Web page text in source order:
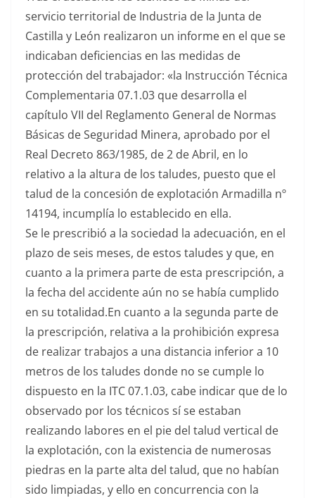
servicio territorial de Industria de la Junta de
Castilla y León realizaron un informe en el que se
indicaban deficiencias en las medidas de
protección del trabajador: «la Instrucción Técnica
Complementaria 07.1.03 que desarrolla el
capítulo VII del Reglamento General de Normas
Básicas de Seguridad Minera, aprobado por el
Real Decreto 863/1985, de 2 de Abril, en lo
relativo a la altura de los taludes, puesto que el
talud de la concesión de explotación Armadilla nº
14194, incumplía lo establecido en ella.
Se le prescribió a la sociedad la adecuación, en el
plazo de seis meses, de estos taludes y que, en
cuanto a la primera parte de esta prescripción, a
la fecha del accidente aún no se había cumplido
en su totalidad.En cuanto a la segunda parte de
la prescripción, relativa a la prohibición expresa
de realizar trabajos a una distancia inferior a 10
metros de los taludes donde no se cumple lo
dispuesto en la ITC 07.1.03, cabe indicar que de lo
observado por los técnicos sí se estaban
realizando labores en el pie del talud vertical de
la explotación, con la existencia de numerosas
piedras en la parte alta del talud, que no habían
sido limpiadas, y ello en concurrencia con la